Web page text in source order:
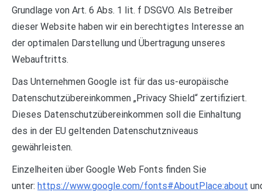
Grundlage von Art. 6 Abs. 1 lit. f DSGVO. Als Betreiber
dieser Website haben wir ein berechtigtes Interesse an
der optimalen Darstellung und Übertragung unseres
Webauftritts.
Das Unternehmen Google ist für das us-europäische
Datenschutzübereinkommen „Privacy Shield“ zertifiziert.
Dieses Datenschutzübereinkommen soll die Einhaltung
des in der EU geltenden Datenschutzniveaus
gewährleisten.
Einzelheiten über Google Web Fonts finden Sie
unter: https://www.google.com/fonts#AboutPlace:about